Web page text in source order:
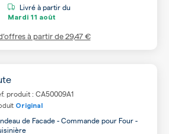
Livré à partir du
Mardi 11 août
à partir de29,47 €
produit : CA50009A1
Original
de Facade - Commande pour Four -